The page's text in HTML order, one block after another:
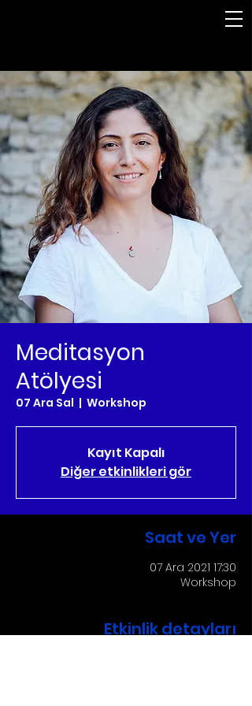
Meditasyon
Atölyesi
07 Ara Sal
  |
Workshop
Kayıt Kapalı
Diğer etkinlikleri gör
Saat ve Yer
07 Ara 2021 17:30
Workshop
Etkinlik detayları